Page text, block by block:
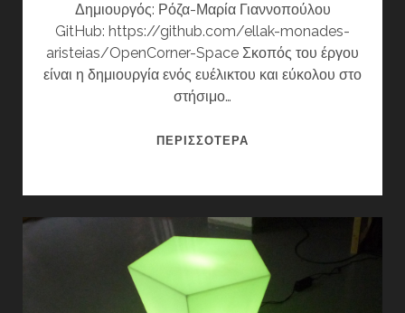
Δημιουργός: Ρόζα-Μαρία Γιαννοπούλου
GitHub: https://github.com/ellak-monades-
aristeias/OpenCorner-Space Σκοπός του έργου
είναι η δημιουργία ενός ευέλικτου και εύκολου στο
στήσιμο…
ΠΕΡΙΣΣΌΤΕΡΑ